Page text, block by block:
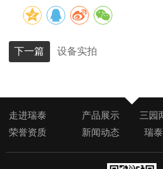
下一篇 设备实拍
走进瑞泰 产品展示 三园
荣誉资质
新闻动态 瑞